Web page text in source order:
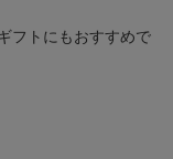
フトにもおすすめで